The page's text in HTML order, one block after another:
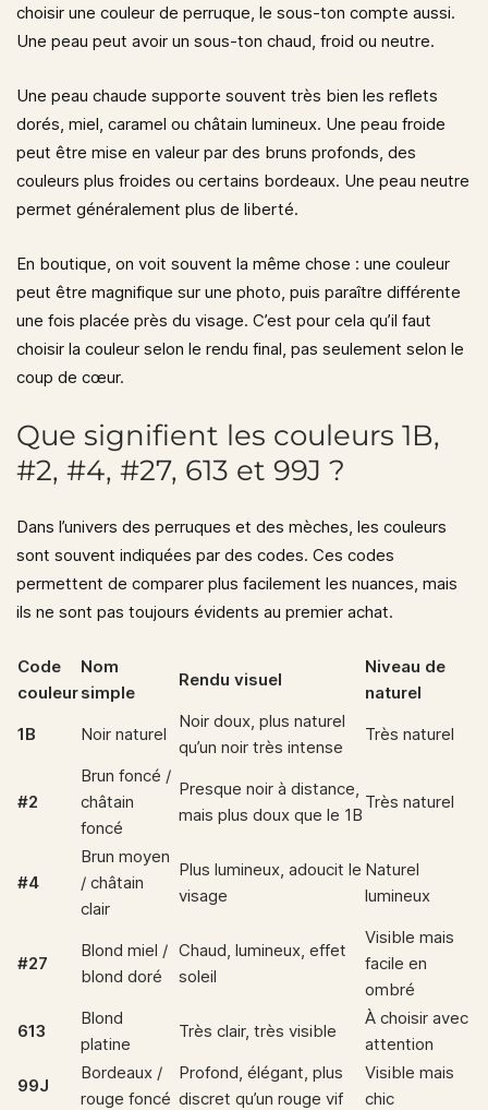
choisir une couleur de perruque, le sous-ton compte aussi.
Une peau peut avoir un sous-ton chaud, froid ou neutre.
Une peau chaude supporte souvent très bien les reflets
dorés, miel, caramel ou châtain lumineux. Une peau froide
peut être mise en valeur par des bruns profonds, des
couleurs plus froides ou certains bordeaux. Une peau neutre
permet généralement plus de liberté.
En boutique, on voit souvent la même chose : une couleur
peut être magnifique sur une photo, puis paraître différente
une fois placée près du visage. C’est pour cela qu’il faut
choisir la couleur selon le rendu final, pas seulement selon le
coup de cœur.
Que signifient les couleurs 1B,
#2, #4, #27, 613 et 99J ?
Dans l’univers des perruques et des mèches, les couleurs
sont souvent indiquées par des codes. Ces codes
permettent de comparer plus facilement les nuances, mais
ils ne sont pas toujours évidents au premier achat.
Code
couleur
Nom
simple
Rendu visuel
Niveau de
naturel
1B
Noir naturel
Noir doux, plus naturel
qu’un noir très intense
Très naturel
#2
Brun foncé /
châtain
foncé
Presque noir à distance,
mais plus doux que le 1B
Très naturel
#4
Brun moyen
/ châtain
clair
Plus lumineux, adoucit le
visage
Naturel
lumineux
#27
Blond miel /
blond doré
Chaud, lumineux, effet
soleil
Visible mais
facile en
ombré
613
Blond
platine
Très clair, très visible
À choisir avec
attention
99J
Bordeaux /
rouge foncé
Profond, élégant, plus
discret qu’un rouge vif
Visible mais
chic